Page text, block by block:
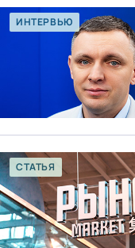
ИНТЕРВЬЮ
СТАТЬЯ